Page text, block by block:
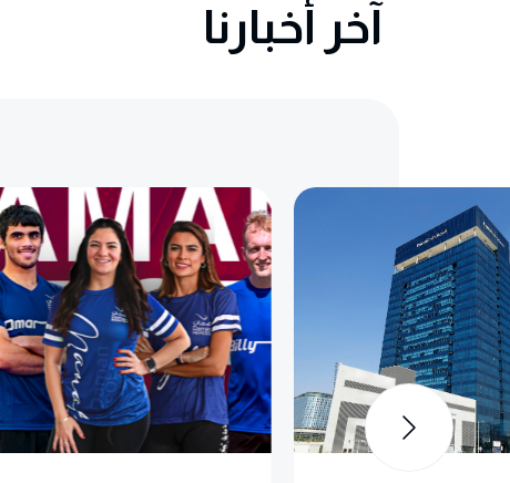
آخر أخبارنا